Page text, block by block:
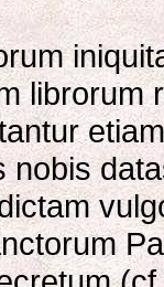
librorum
nobis